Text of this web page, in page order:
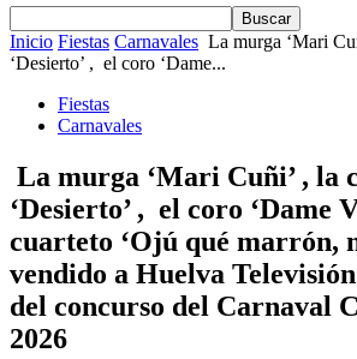
Inicio Fiestas Carnavales La murga ‘Mari
‘Desierto’ , el coro ‘Dame...
Fiestas
Carnavales
La murga ‘Mari Cuñi’ , la
‘Desierto’ , el coro ‘Dame
cuarteto ‘Ojú qué marrón,
vendido a Huelva
del concurso del Carnaval
2026